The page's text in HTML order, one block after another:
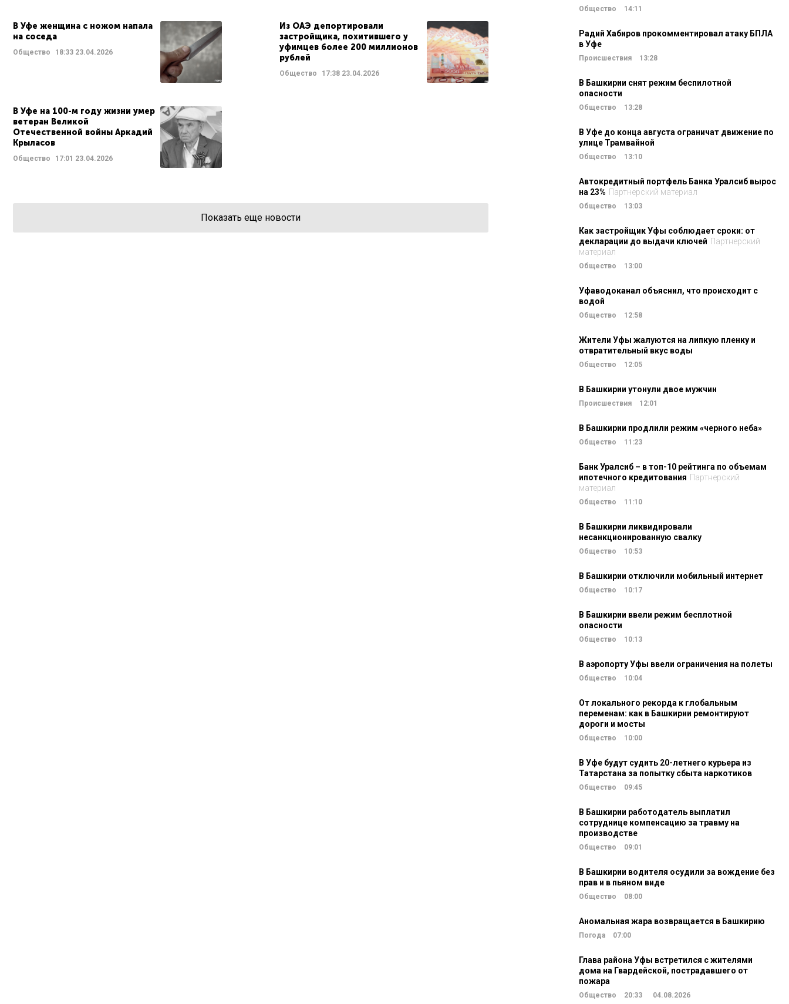
В Уфе женщина с ножом напала
на соседа
Общество 18:33 23.04.2026
Из ОАЭ депортировали
застройщика, похитившего у
уфимцев более 200 миллионов
рублей
Общество 17:3823.04.2026
В Уфе на 100-м году жизни умер
ветеран Великой
Отечественной войны Аркадий
Крыласов
Общество 17:01 23.04.2026
Показать еще новости
Общество 14:11
Радий Хабиров прокомментировал атаку БПЛА
в Уфе
Происшествия 13:28
В Башкирии снят режим беспилотной
опасности
Общество 13:28
В Уфе до конца августа ограничат движение по
улице Трамвайной
Общество 13:10
Автокредитный портфель Банка Уралсиб вырос
на 23% Партнерский материал
Общество 13:03
Как застройщик Уфы соблюдает сроки: от
декларации до выдачи ключей Партнерский
материал
Общество 13:00
Уфаводоканал объяснил, что происходит с
водой
Общество 12:58
Жители Уфы жалуются на липкую пленку и
отвратительный вкус воды
Общество 12:05
В Башкирии утонули двое мужчин
Происшествия 12:01
В Башкирии продлили режим «черного неба»
Общество 11:23
Банк Уралсиб – в топ-10 рейтинга по объемам
ипотечного кредитования Партнерский
материал
Общество 11:10
В Башкирии ликвидировали
несанкционированную свалку
Общество 10:53
В Башкирии отключили мобильный интернет
Общество 10:17
В Башкирии ввели режим бесплотной
опасности
Общество 10:13
В аэропорту Уфы ввели ограничения на полеты
Общество 10:04
От локального рекорда к глобальным
переменам: как в Башкирии ремонтируют
дороги и мосты
Общество 10:00
В Уфе будут судить 20-летнего курьера из
Татарстана за попытку сбыта наркотиков
Общество 09:45
В Башкирии работодатель выплатил
сотруднице компенсацию за травму на
производстве
Общество 09:01
В Башкирии водителя осудили за вождение без
прав и в пьяном виде
Общество 08:00
Аномальная жара возвращается в Башкирию
Погода 07:00
Глава района Уфы встретился с жителями
дома на Гвардейской, пострадавшего от
пожара
Общество 20:33 04.08.2026